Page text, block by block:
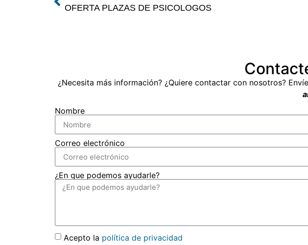
OFERTA PLAZAS DE PSICOLOGOS
¿Necesita más información? ¿Quiere contactar con nosotros?
Nombre
Correo electrónico
¿En que podemos ayudarle?
Acepto la política de privacidad